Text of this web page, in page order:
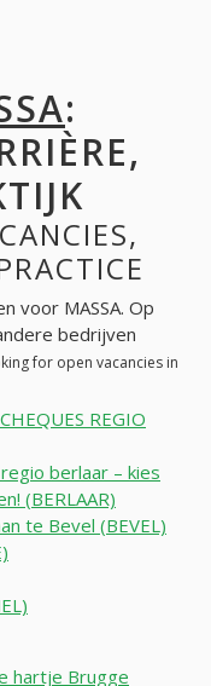
:
voor MASSA. Op
bedrijven
for open vacancies in
REGIO
berlaar – kies
(BERLAAR)
te Bevel (BEVEL)
hartje Brugge